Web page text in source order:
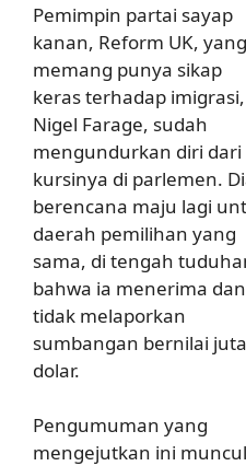
Pemimpin partai sayap
kanan, Reform UK, yang
memang punya sikap
keras terhadap imigrasi,
Nigel Farage, sudah
mengundurkan diri dari
kursinya di parlemen.
berencana maju lagi
daerah pemilihan yang
sama, di tengah
bahwa ia menerima dan
tidak melaporkan
sumbangan bernilai
dolar.
Pengumuman yang
mengejutkan ini muncul